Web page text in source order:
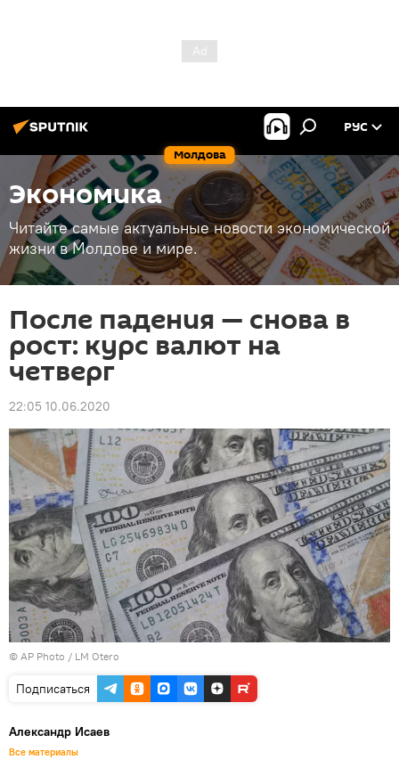
Молдова
РУС
Экономика
Читайте самые актуальные новости экономической
жизни в Молдове и мире.
После падения — снова в
рост: курс валют на
четверг
22:05 10.06.2020
© AP Photo / LM Otero
Подписаться
Александр Исаев
Все материалы